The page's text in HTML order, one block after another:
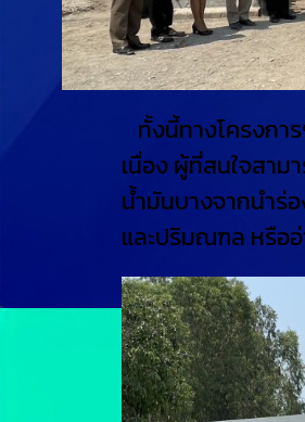
ทั้งนี้ทางโครงกา
เนื่อง ผู้ที่สนใจสาม
น้ำมันบางจากนำร่
และปริมณฑล หรือ